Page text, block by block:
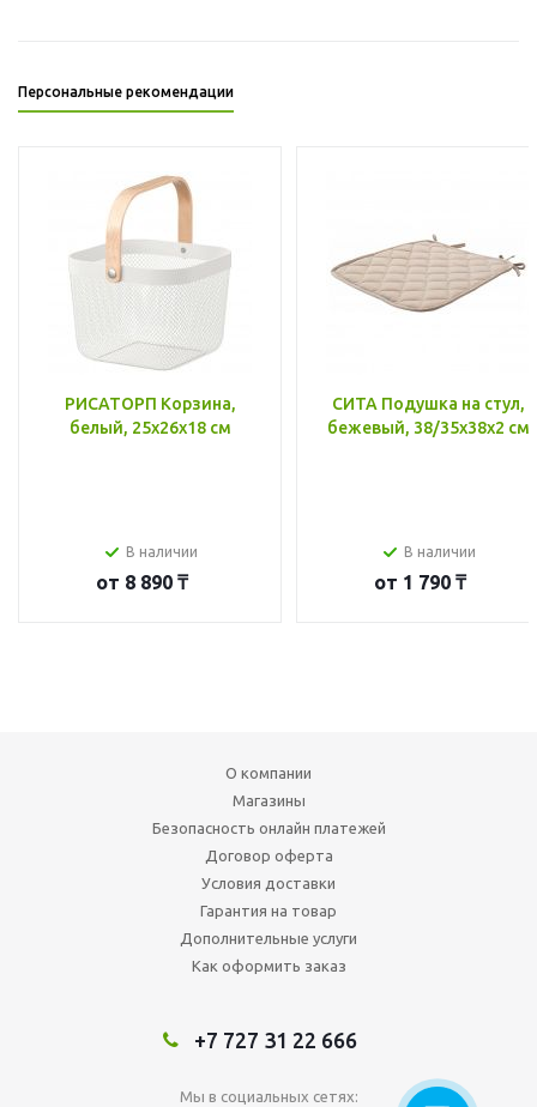
Персональные рекомендации
РИСАТОРП Корзина,
белый, 25x26x18 см
В наличии
от 8 890 ₸
СИТА Подушка на стул,
бежевый, 38/35x38x2 см
В наличии
от 1 790 ₸
О компании
Магазины
Безопасность онлайн платежей
Договор оферта
Условия доставки
Гарантия на товар
Дополнительные услуги
Как оформить заказ
+7 727 31 22 666
Мы в социальных сетях: